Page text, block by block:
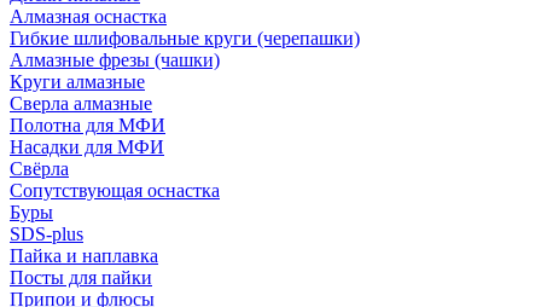
Алмазная оснастка
Гибкие шлифовальные круги (черепашки)
Алмазные фрезы (чашки)
Круги алмазные
Сверла алмазные
Полотна для МФИ
Насадки для МФИ
Свёрла
Сопутствующая оснастка
Буры
SDS-plus
Пайка и наплавка
Посты для пайки
Припои и флюсы